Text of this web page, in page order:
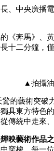
中央廣播
《奔馬》、
十二分鐘
▲ 拍攝
藝術突破
具東方特
傳統中走來
映藝術作品之
穿梭，每